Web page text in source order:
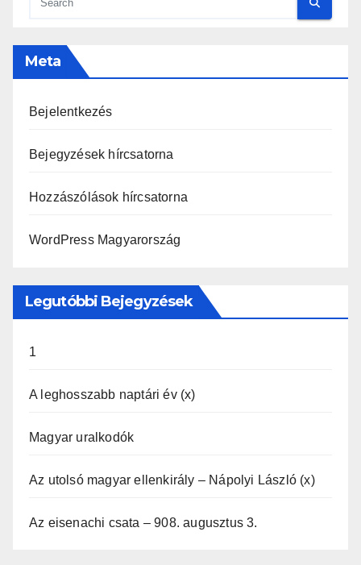
Meta
Bejelentkezés
Bejegyzések hírcsatorna
Hozzászólások hírcsatorna
WordPress Magyarország
Legutóbbi Bejegyzések
1
A leghosszabb naptári év (x)
Magyar uralkodók
Az utolsó magyar ellenkirály – Nápolyi László (x)
Az eisenachi csata – 908. augusztus 3.